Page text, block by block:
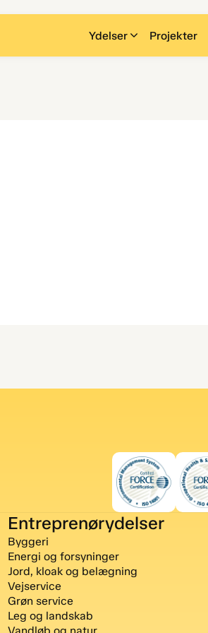
Ydelser Projekter
Entreprenørydelser
Byggeri
Energi og forsyninger
Jord, kloak og belægning
Vejservice
Grøn service
Leg og landskab